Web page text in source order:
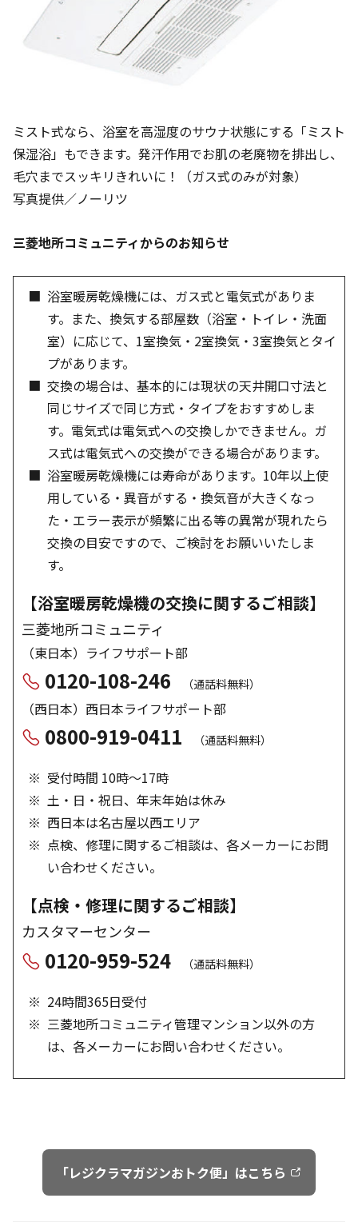
ミスト式なら、浴室を高湿度のサウナ状態にする「ミスト
保湿浴」もできます。発汗作用でお肌の老廃物を排出し、
毛穴までスッキリきれいに！（ガス式のみが対象）
写真提供／ノーリツ
三菱地所コミュニティからのお知らせ
浴室暖房乾燥機には、ガス式と電気式がありま
す。また、換気する部屋数（浴室・トイレ・洗面
室）に応じて、1室換気・2室換気・3室換気とタイ
プがあります。
交換の場合は、基本的には現状の天井開口寸法と
同じサイズで同じ方式・タイプをおすすめしま
す。電気式は電気式への交換しかできません。ガ
ス式は電気式への交換ができる場合があります。
浴室暖房乾燥機には寿命があります。10年以上使
用している・異音がする・換気音が大きくなっ
た・エラー表示が頻繁に出る等の異常が現れたら
交換の目安ですので、ご検討をお願いいたしま
す。
【浴室暖房乾燥機の交換に関するご相談】
三菱地所コミュニティ
（東日本）ライフサポート部
0120-108-246 （通話料無料）
（西日本）西日本ライフサポート部
0800-919-0411 （通話料無料）
受付時間 10時～17時
土・日・祝日、年末年始は休み
西日本は名古屋以西エリア
点検、修理に関するご相談は、各メーカーにお問
い合わせください。
【点検・修理に関するご相談】
カスタマーセンター
0120-959-524（通話料無料）
24時間365日受付
三菱地所コミュニティ管理マンション以外の方
は、各メーカーにお問い合わせください。
「レジクラマガジンおトク便」はこちら